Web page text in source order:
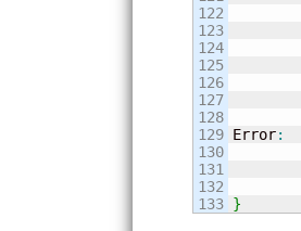
122
123
124
125
126
127
128
129
130
131
132
Error:
}